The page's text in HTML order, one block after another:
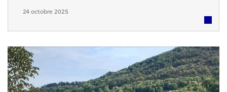
partageant des mets locaux et en se remémorant des
la dégustation d’huîtres ...
24 octobre 2025